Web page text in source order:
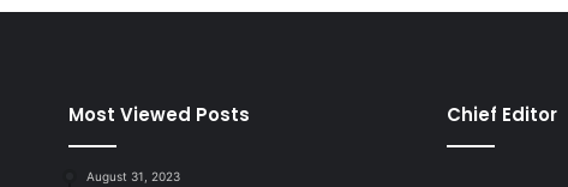
Most Viewed Posts
August 31, 2023
Chief Editor